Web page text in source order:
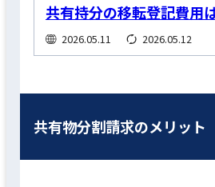
共有持分の移転登記費用
2026.05.11 2026.05.12
共有物分割請求のメリット